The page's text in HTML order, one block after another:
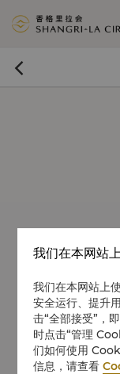

我们在本网站
我们在本网站上
安全运行、提升
击“全部接受”，
时点击“管理
们如何使用
信息，请查看